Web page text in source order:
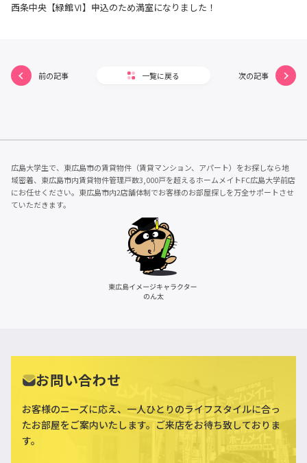
西条中央【緑館Ⅵ】申込のため満室になりました！
前の記事 一覧に戻る 次の記事
広島大学生で、東広島市の賃貸物件（賃貸マンション、アパート）をお探しなら地
域密着、東広島市内賃貸物件管理戸数3,000戸を超えるホームメイトFC広島大学前店
にお任せください。東広島市内2店舗体制でお客様のお部屋探しを万全サポートさせ
ていただきます。
お問い合わせ
お客様のニーズに応え、一人ひとりのライフスタイルに合っ
たお部屋をご案内いたします。ご来店をお待ち致しておりま
す。